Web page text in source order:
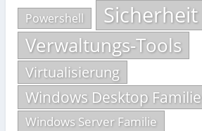
Powershell Sicherheit
Verwaltungs-Tools
Virtualisierung
Windows Desktop Familie
Windows Server Familie